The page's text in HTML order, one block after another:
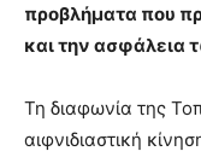
προβλήματα που
και την ασφάλεια
Τη διαφωνία της
αιφνιδιαστική